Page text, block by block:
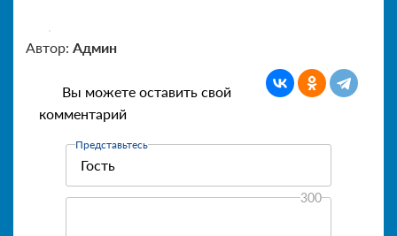
Автор: Админ
Вы можете оставить свой
комментарий
Представьтесь
300